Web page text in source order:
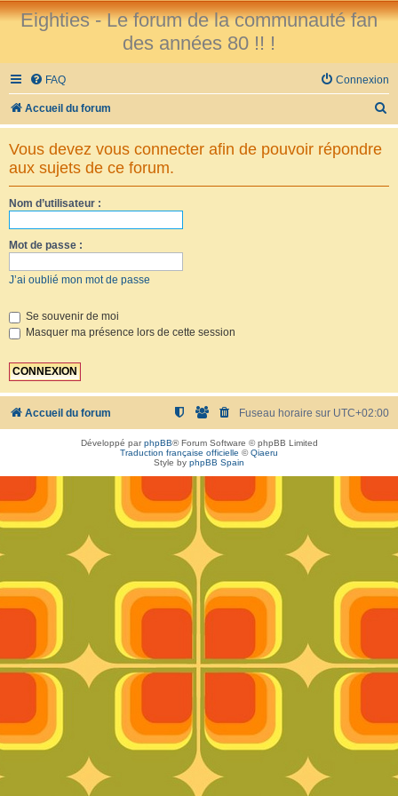
Eighties - Le forum de la communauté fan
des années 80 !! !
FAQ Connexion
Accueil du forum
e
Vous devez vous connecter afin de pouvoir répondre
aux sujets de ce forum.
Nom d’utilisateur :
Mot de passe :
J’ai oublié mon mot de passe
Se souvenir de moi
Masquer ma présence lors de cette session
Accueil du forum Fuseau horaire sur UTC+02:00
Développé parphpBB® Forum Software © phpBB Limited
Traduction française officielle ©Qiaeru
Style by phpBB Spain